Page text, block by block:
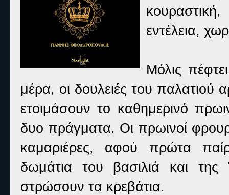
εντέλεια,
Μόλις
μέρα, οι δουλειές του παλατιού
ετοιμάσουν το καθημερινό
δυο πράγματα. Οι πρωινοί
καμαριέρες, αφού πρώτα
δωμάτια του βασιλιά και
στρώσουν τα κρεβάτια.